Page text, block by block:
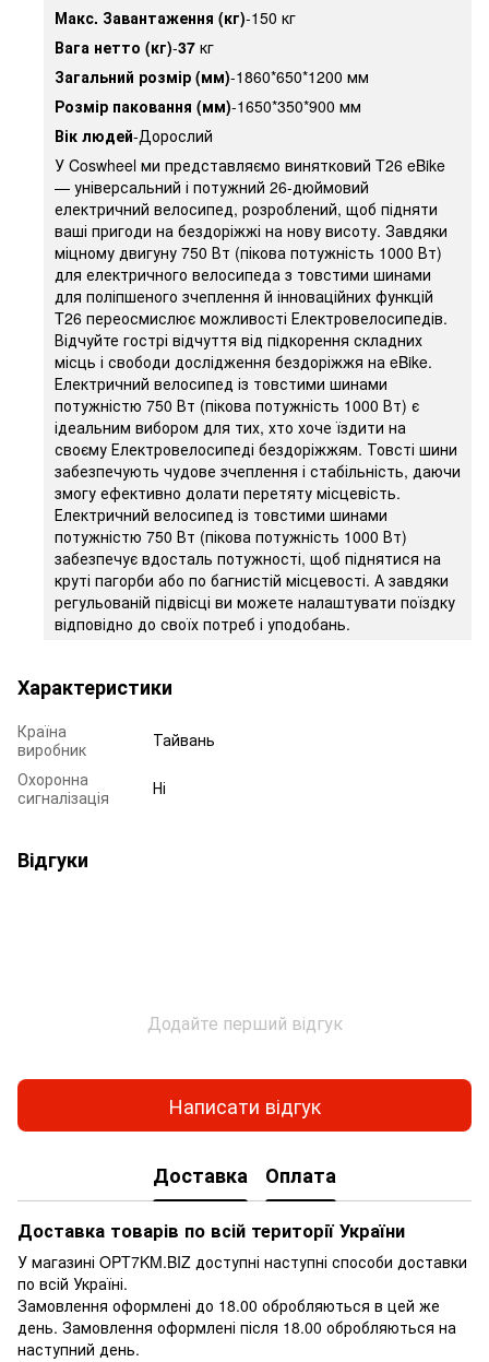
Макс. Завантаження (кг)-150 кг
Вага нетто (кг)-37 кг
Загальний розмір (мм)-1860*650*1200 мм
Розмір паковання (мм)-1650*350*900 мм
Вік людей-Дорослий
У Coswheel ми представляємо винятковий T26 eBike
— універсальний і потужний 26-дюймовий
електричний велосипед, розроблений, щоб підняти
ваші пригоди на бездоріжжі на нову висоту. Завдяки
міцному двигуну 750 Вт (пікова потужність 1000 Вт)
для електричного велосипеда з товстими шинами
для поліпшеного зчеплення й інноваційних функцій
T26 переосмислює можливості Електровелосипедів.
Відчуйте гострі відчуття від підкорення складних
місць і свободи дослідження бездоріжжя на eBike.
Електричний велосипед із товстими шинами
потужністю 750 Вт (пікова потужність 1000 Вт) є
ідеальним вибором для тих, хто хоче їздити на
своєму Електровелосипеді бездоріжжям. Товсті шини
забезпечують чудове зчеплення і стабільність, даючи
змогу ефективно долати перетяту місцевість.
Електричний велосипед із товстими шинами
потужністю 750 Вт (пікова потужність 1000 Вт)
забезпечує вдосталь потужності, щоб піднятися на
круті пагорби або по багнистій місцевості. А завдяки
регульованій підвісці ви можете налаштувати поїздку
відповідно до своїх потреб і уподобань.
Характеристики
Країна
виробник
Тайвань
Охоронна
сигналізація
Ні
Відгуки
Додайте перший відгук
Написати відгук
Доставка Оплата
Доставка товарів по всій території України
У магазині OPT7KM.BIZ доступні наступні способи доставки
по всій Україні.
Замовлення оформлені до 18.00 обробляються в цей же
день. Замовлення оформлені після 18.00 обробляються на
наступний день.